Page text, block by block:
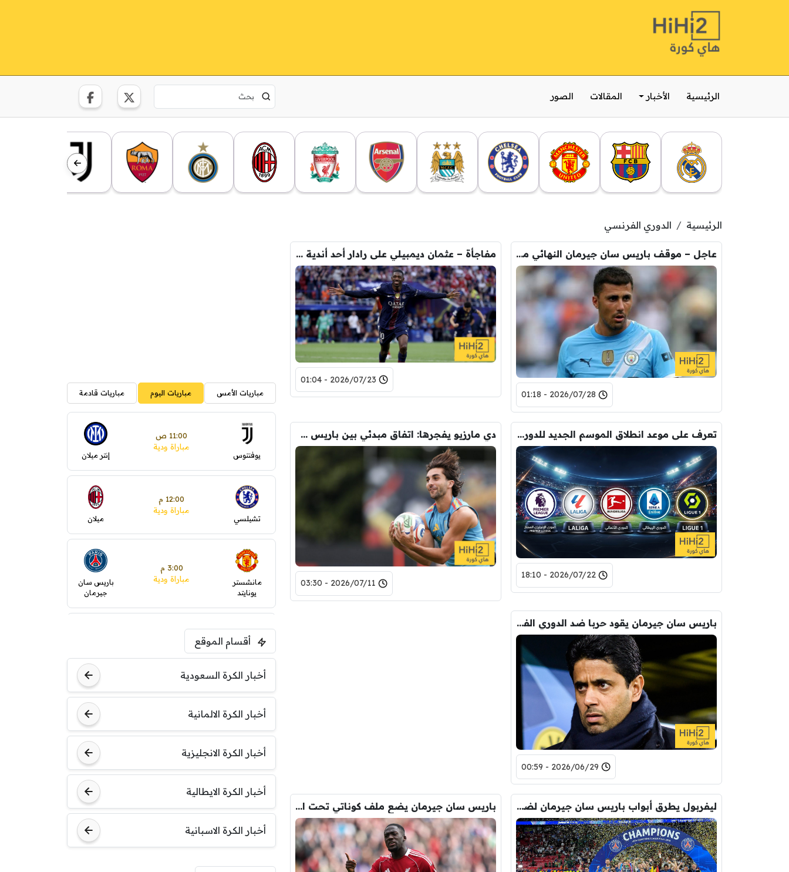
الرئيسية الأخبار المقالات الصور
الرئيسية الدوري الفرنسي
عاجل – موقف باريس سان جيرمان النهائي من التعاقد مع رودري
2026/07/28 - 01:18
مفاجأة – عثمان ديمبيلي على رادار أحد أندية روشن !
2026/07/23 - 01:04
تعرف على موعد انطلاق الموسم الجديد للدوريات الأوروبية 2026-2027
2026/07/22 - 18:10
دي مارزيو يفجرها: اتفاق مبدئي بين باريس سان جيرمان وفيران توريس
2026/07/11 - 03:30
باريس سان جيرمان يقود حربا ضد الدوري الفرنسي!
2026/06/29 - 00:59
ليفربول يطرق أبواب باريس سان جيرمان لضم هذا اللاعب باريس سان جيرمان يضع ملف كوناتي تحت المجهر
مباريات الأمس مباريات اليوم مباريات قادمة
يوفنتوس
11:00 ص
مباراة ودية
إنتر ميلان
تشيلسي
12:00 م
مباراة ودية
ميلان
مانشستر
يونايتد
3:00 م
مباراة ودية
باريس سان
جيرمان
فرينتسفاروشي ريال مدريد
مباراة ودية
نوتنغهام
فورست
اودينيزي
8:00 م
برشلونة
أقسام الموقع
أخبار الكرة السعودية
أخبار الكرة الالمانية
أخبار الكرة الانجليزية
أخبار الكرة الايطالية
أخبار الكرة الاسبانية